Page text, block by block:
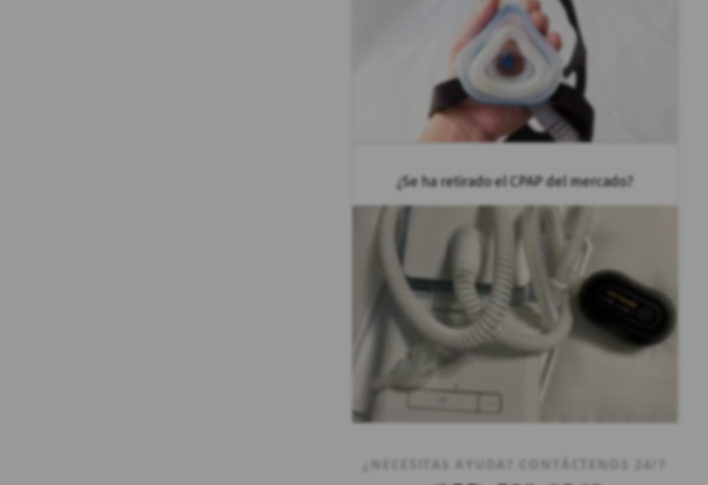
¿Se ha retirado el CPAP del mercado?
¿NECESITAS AYUDA? CONTÁCTENOS 24/7